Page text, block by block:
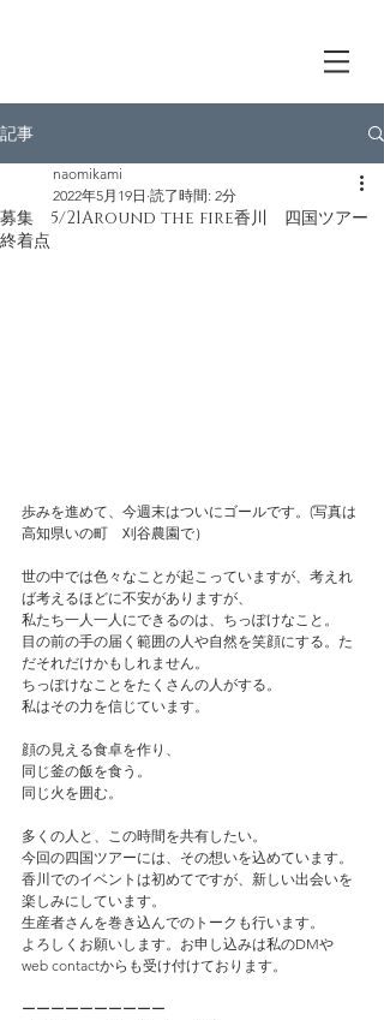
記事
募集 5/21Around the fire香川 四国ツアー
終着点
naomikami
2022年5月19日 読了時間: 2分
歩みを進めて、今週末はついにゴールです。(写真は
高知県いの町　刈谷農園で）
世の中では色々なことが起こっていますが、考えれ
ば考えるほどに不安がありますが、
私たち一人一人にできるのは、ちっぽけなこと。
目の前の手の届く範囲の人や自然を笑顔にする。た
だそれだけかもしれません。
ちっぽけなことをたくさんの人がする。
私はその力を信じています。
顔の見える食卓を作り、
同じ釜の飯を食う。
同じ火を囲む。
多くの人と、この時間を共有したい。
今回の四国ツアーには、その想いを込めています。
香川でのイベントは初めてですが、新しい出会いを
楽しみにしています。
生産者さんを巻き込んでのトークも行います。
よろしくお願いします。お申し込みは私のDMや
web contactからも受け付けております。
ーーーーーーーーーー